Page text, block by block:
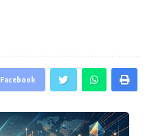
Facebook